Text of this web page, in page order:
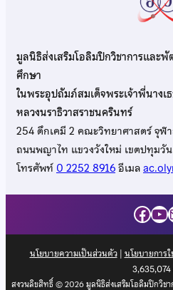
มูลนิธิส่งเสริมโอลิมปิกวิชาการและ
ศึกษา
ในพระอุปถัมภ์สมเด็จพระเจ้าพี่นาง
หลวงนราธิวาสราชนครินทร์
254 ตึกเคมี 2 คณะวิทยาศาสตร์ จุฬ
ถนนพญาไท แขวงวังใหม่ เขตปทุมวั
โทรศัพท์0 2252 8916อีเมล
นโยบายความเป็นส่วนตัว| นโยบายการ
3,635,074
สงวนลิขสิทธิ์ © 2026 มูลนิธิส่งเสริมโอลิมปิกวิช